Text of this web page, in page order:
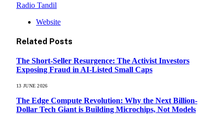
Radio Tandil
Website
Related Posts
The Short-Seller Resurgence: The Activist Investors
Exposing Fraud in AI-Listed Small Caps
13 JUNE 2026
The Edge Compute Revolution: Why the Next Billion-
Dollar Tech Giant is Building Microchips, Not Models